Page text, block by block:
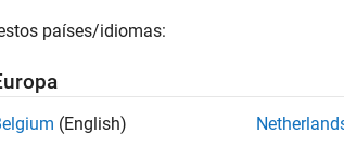
países/idiomas:
(English)